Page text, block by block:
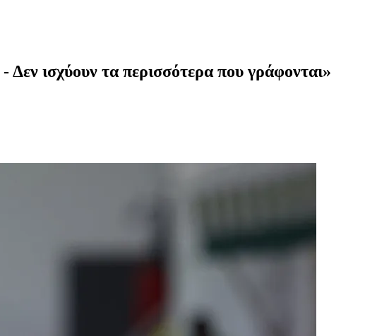
ισχύουν τα περισσότερα που γράφονται»